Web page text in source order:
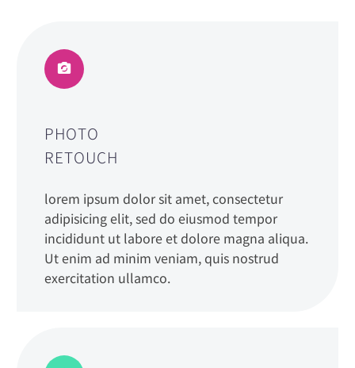
PHOTO
RETOUCH
lorem ipsum dolor sit amet, consectetur
adipisicing elit, sed do eiusmod tempor
incididunt ut labore et dolore magna aliqua.
Ut enim ad minim veniam, quis nostrud
exercitation ullamco.